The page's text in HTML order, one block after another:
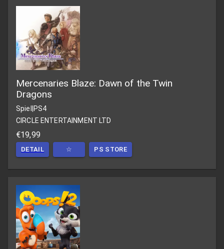
Mercenaries Blaze: Dawn of the Twin
Dragons
Spiel|PS4
CIRCLE ENTERTAINMENT LTD
€19,99
DETAIL ☆ PS STORE